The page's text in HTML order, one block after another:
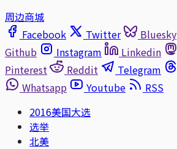
周边商城
Facebook
Twitter Bluesky
Github
Instagram Linkedin
Pinterest
Reddit Telegram
Whatsapp
Youtube
RSS
2016美国大选
选举
北美